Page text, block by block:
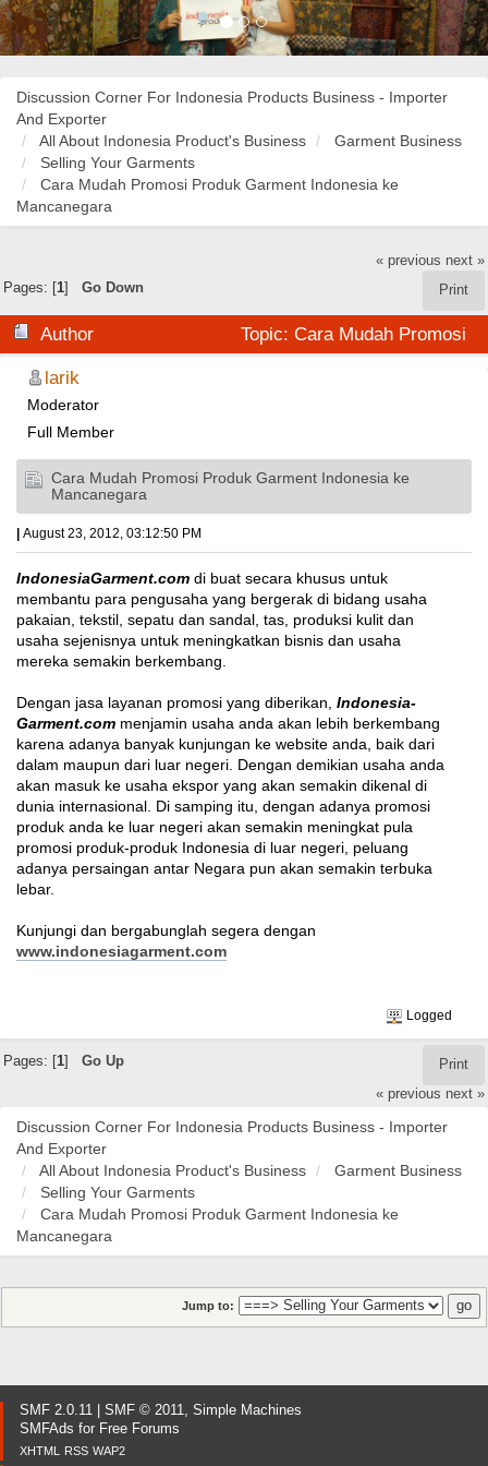
Discussion Corner For Indonesia Products Business - Importer
And Exporter
All About Indonesia Product's Business
Garment Business
Selling Your Garments
Cara Mudah Promosi Produk Garment Indonesia ke
Mancanegara
« previous next »
Print
Pages: [1] Go Down
Author
Topic: Cara Mudah Promosi
Produk Garment Indonesia ke Mancanegara (Read
34444 times)
larik
Moderator
Full Member
Cara Mudah Promosi Produk Garment Indonesia ke
Mancanegara
| August 23, 2012, 03:12:50 PM
IndonesiaGarment.com di buat secara khusus untuk
membantu para pengusaha yang bergerak di bidang usaha
pakaian, tekstil, sepatu dan sandal, tas, produksi kulit dan
usaha sejenisnya untuk meningkatkan bisnis dan usaha
mereka semakin berkembang.
Dengan jasa layanan promosi yang diberikan, Indonesia-
Garment.com menjamin usaha anda akan lebih berkembang
karena adanya banyak kunjungan ke website anda, baik dari
dalam maupun dari luar negeri. Dengan demikian usaha anda
akan masuk ke usaha ekspor yang akan semakin dikenal di
dunia internasional. Di samping itu, dengan adanya promosi
produk anda ke luar negeri akan semakin meningkat pula
promosi produk-produk Indonesia di luar negeri, peluang
adanya persaingan antar Negara pun akan semakin terbuka
lebar.
Kunjungi dan bergabunglah segera dengan
www.indonesiagarment.com
Logged
Print
Pages: [ 1] Go Up
« previous next »
Discussion Corner For Indonesia Products Business - Importer
And Exporter
All About Indonesia Product's Business
Garment Business
Selling Your Garments
Cara Mudah Promosi Produk Garment Indonesia ke
Mancanegara
Jump to:
SMF 2.0.11 SMF © 2011, Simple Machines
SMFAds for Free Forums
XHTML RSS WAP2